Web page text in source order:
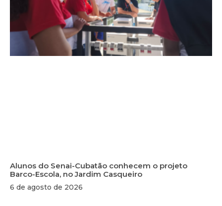
Alunos do Senai-Cubatão conhecem o projeto
Barco-Escola, no Jardim Casqueiro
6 de agosto de 2026